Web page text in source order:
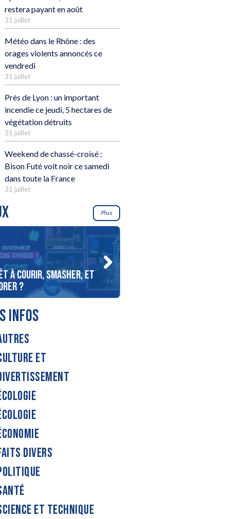
restera payant en août
31 juillet
Météo dans le Rhône : des
orages violents annoncés ce
vendredi
31 juillet
Près de Lyon : un important
incendie ce jeudi, 5 hectares de
végétation détruits
31 juillet
Weekend de chassé-croisé :
Bison Futé voit noir ce samedi
dans toute la France
31 juillet
Plus
À COURIR, SMASHER, ET
?
INFOS
ET
DIVERS
ET TECHNIQUE